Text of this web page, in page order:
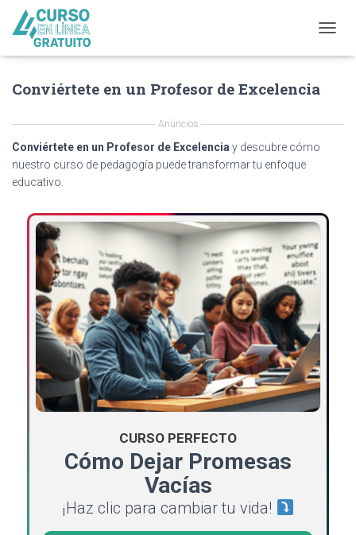
O
T
Conviértete en un Profesor de Excelencia
Anúncios
Conviértete en un Profesor de Excelencia y descubre cómo
nuestro curso de pedagogía puede transformar tu enfoque
educativo.
CURSO PERFECTO
Cómo Dejar Promesas
Vacías
¡Haz clic para cambiar tu vida!